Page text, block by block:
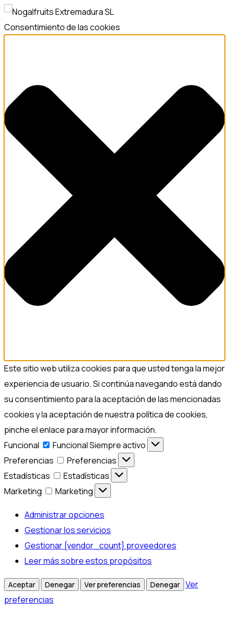
Consentimiento de las cookies
Este sitio web utiliza cookies para que usted tenga la mejor
experiencia de usuario. Si continúa navegando está dando
su consentimiento para la aceptación de las mencionadas
cookies y la aceptación de nuestra política de cookies,
pinche el enlace para mayor información.
Funcional
FuncionalSiempre activo
Preferencias
Preferencias
Estadísticas
Estadísticas
Marketing
Marketing
Administrar opciones
Gestionar los servicios
Gestionar {vendor_count} proveedores
Leer más sobre estos propósitos
Aceptar Denegar Ver preferencias Denegar Ver
preferencias